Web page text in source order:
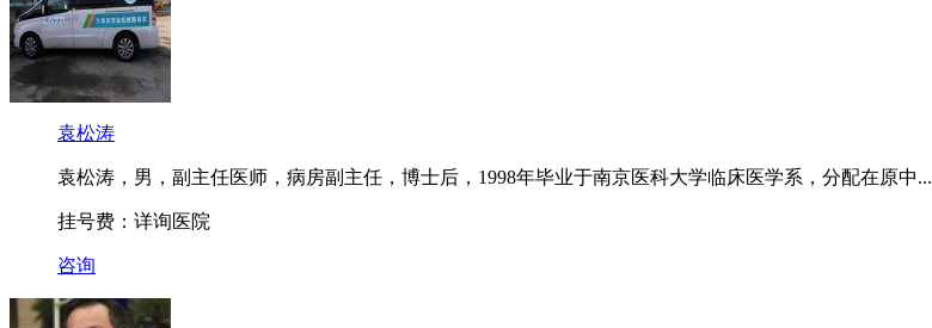
袁松涛
袁松涛，男，副主任医师，病房副主任，博士后，1998年毕业于南京医科大学临床医学系，分配在原中...
挂号费：详询医院
咨询